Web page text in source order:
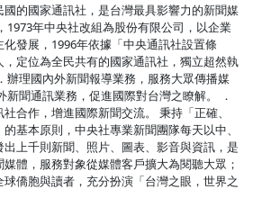
的國家通訊社，是台灣最具影響力的新聞媒
1973年中央社改組為股份有限公司，以企業
發展，1996年依據「中央通訊社設置條
定位為全民共有的國家通訊社，獨立超然執
辦理國內外新聞報導業務，服務大眾傳播媒
新聞通訊業務，促進國際對台灣之瞭解。 ．
合作，增進國際新聞交流。 秉持「正確、
基本原則，中央社專業新聞團隊每天以中、
上千則新聞、照片、圖表、影音與資訊，是
體，服務對象從媒體客戶擴大為閱聽大眾；
僑胞與讀者，充分扮演「台灣之眼，世界之